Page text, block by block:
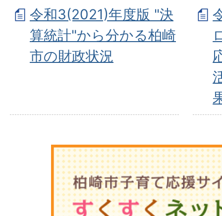
令和3(2021)年度版 "決
算統計"から分かる柏崎
市の財政状況